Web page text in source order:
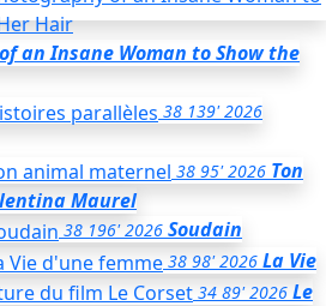
an Insane Woman to Show the
38 139' 2026
38 95' 2026 Ton
Maurel
38 196' 2026 Soudain
38 98' 2026 La Vie
34 89' 2026 Le